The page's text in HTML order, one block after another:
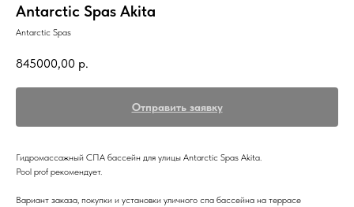
Antarctic Spas Akita
Antarctic Spas
845000,00 р.
Отправить заявку
Гидромассажный СПА бассейн для улицы Antarctic Spas Akita.
Pool prof рекомендует.
Вариант заказа, покупки и установки уличного спа бассейна на террасе